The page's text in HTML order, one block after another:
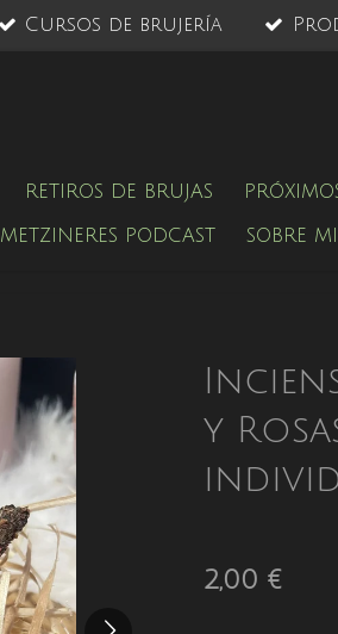
Cursos de brujería
RETIROS DE BRUJAS
METZINERES PODCAST SOBRE MI
y
2,00 €